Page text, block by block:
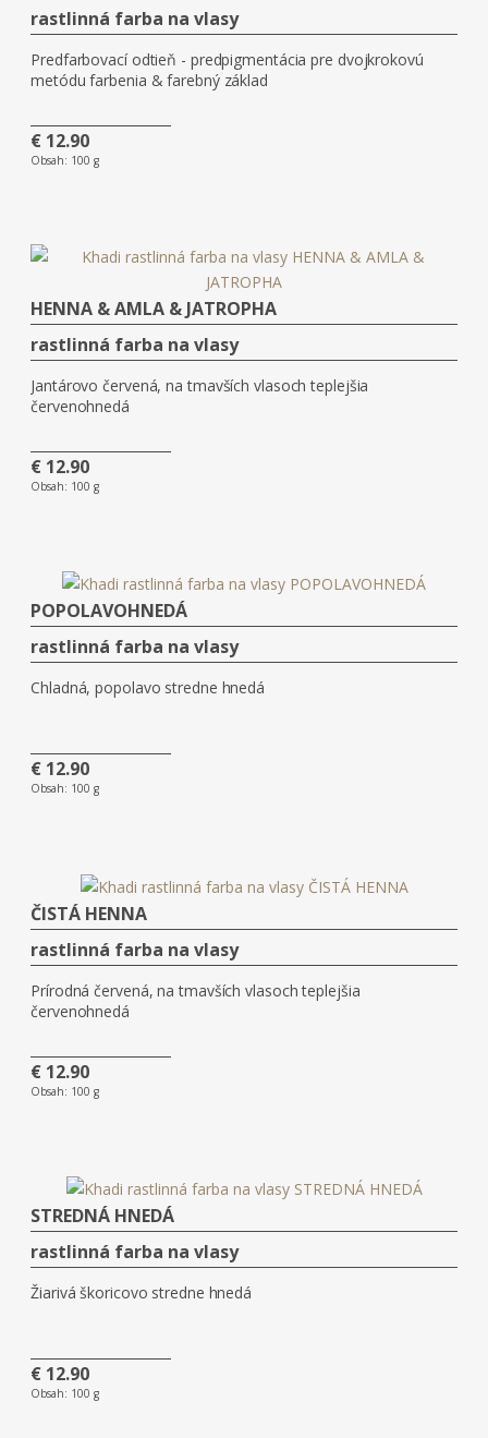
rastlinná farba na vlasy
Predfarbovací odtieň - predpigmentácia pre dvojkrokovú
metódu farbenia & farebný základ
€ 12.90
Obsah: 100 g
HENNA & AMLA & JATROPHA
rastlinná farba na vlasy
Jantárovo červená, na tmavších vlasoch teplejšia
červenohnedá
€ 12.90
Obsah: 100 g
POPOLAVOHNEDÁ
rastlinná farba na vlasy
Chladná, popolavo stredne hnedá
€ 12.90
Obsah: 100 g
ČISTÁ HENNA
rastlinná farba na vlasy
Prírodná červená, na tmavších vlasoch teplejšia
červenohnedá
€ 12.90
Obsah: 100 g
STREDNÁ HNEDÁ
rastlinná farba na vlasy
Žiarivá škoricovo stredne hnedá
€ 12.90
Obsah: 100 g